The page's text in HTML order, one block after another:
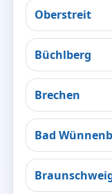
Oberstreit
Büchlberg
Brechen
Bad